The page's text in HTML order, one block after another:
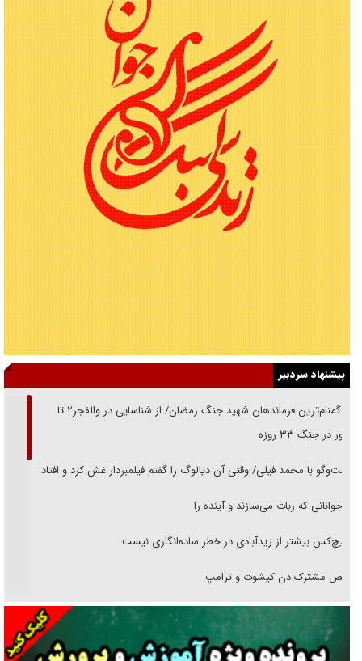
پیشنهاد سردبیر
از گمنام‌ترین فرماندهان شهید جنگ رمضان/ از شناسایی در والفجر۲ تا
حضور در جنگ ۳۳ روزه
گفت‌وگو با محمد فیلی/ وقتی آن دیالوگ را گفتم فیلمبردار غش کرد و افتاد
نوجوانانی که ربات می‌سازند و آینده را
هیچ‌کس بیشتر از زیدآبادی در خطر ساده‌انگاری نیست
رقص مشترک دن کیشوت و ترامپ
دنده دولت به واگذاری مسئله‌دار ایران‌خودرو/ خصوصی‌سازی یا انحصار؟
غریزه‌ی بقا و آقای باقی و رفقا